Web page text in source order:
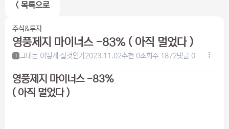
< 목록으로
주식&투자
영풍제지 마이너스 -83% ( 아직 멀었다 )
1 그대는 어떻게 살것인가2023.11.02추천 0조회수 1872댓글 0
영풍제지 마이너스 -83%
( 아직 멀었다 )